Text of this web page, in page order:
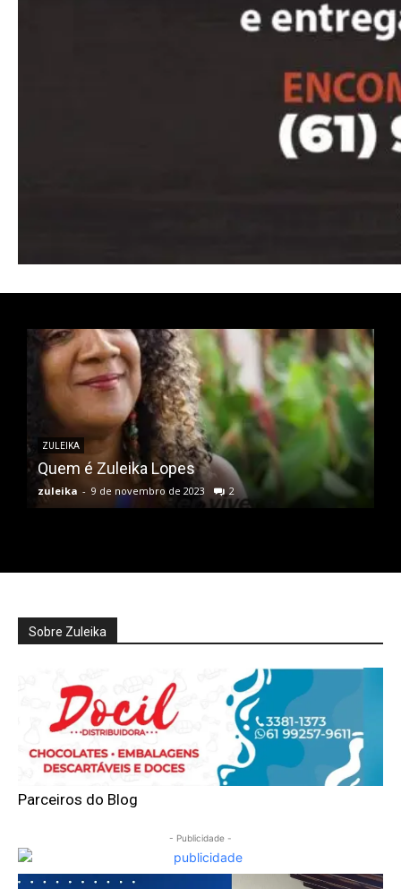
ZULEIKA
Quem é Zuleika Lopes
zuleika - 9 de novembro de 2023 2
Sobre Zuleika
Parceiros do Blog
- Publicidade -